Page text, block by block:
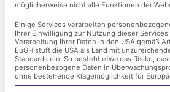
24. Januar 2022
möglicherweise nicht alle Funktionen der
Einige Services verarbeiten
Ihrer Einwilligung zur Nutzung dieser
Verarbeitung Ihrer Daten in den USA gemäß
EuGH stuft die USA als Land mit
Standards ein. So besteht etwa das Risiko,
personenbezogene Daten in
ohne bestehende Klagemöglichkeit für